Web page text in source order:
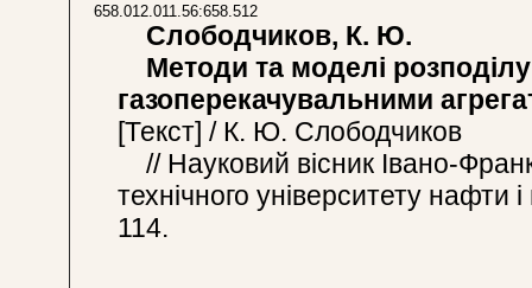
658.012.011.56:658.512
Слободчиков, К. Ю.
Методи та моделі
газоперекачувальними
[Текст] / К. Ю. Слободчиков
// Науковий вісник Івано-
технічного університету
114.